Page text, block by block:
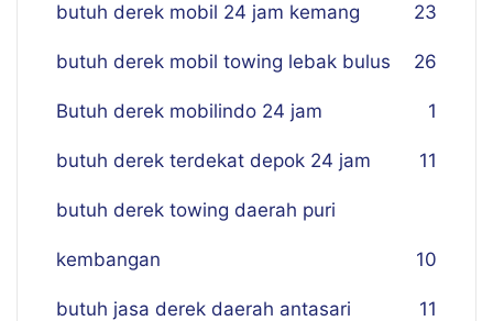
butuh derek mobil 24 jam kemang 23
butuh derek mobil towing lebak bulus 26
Butuh derek mobilindo 24 jam 1
butuh derek terdekat depok 24 jam 11
butuh derek towing daerah puri
kembangan 10
butuh jasa derek daerah antasari 11